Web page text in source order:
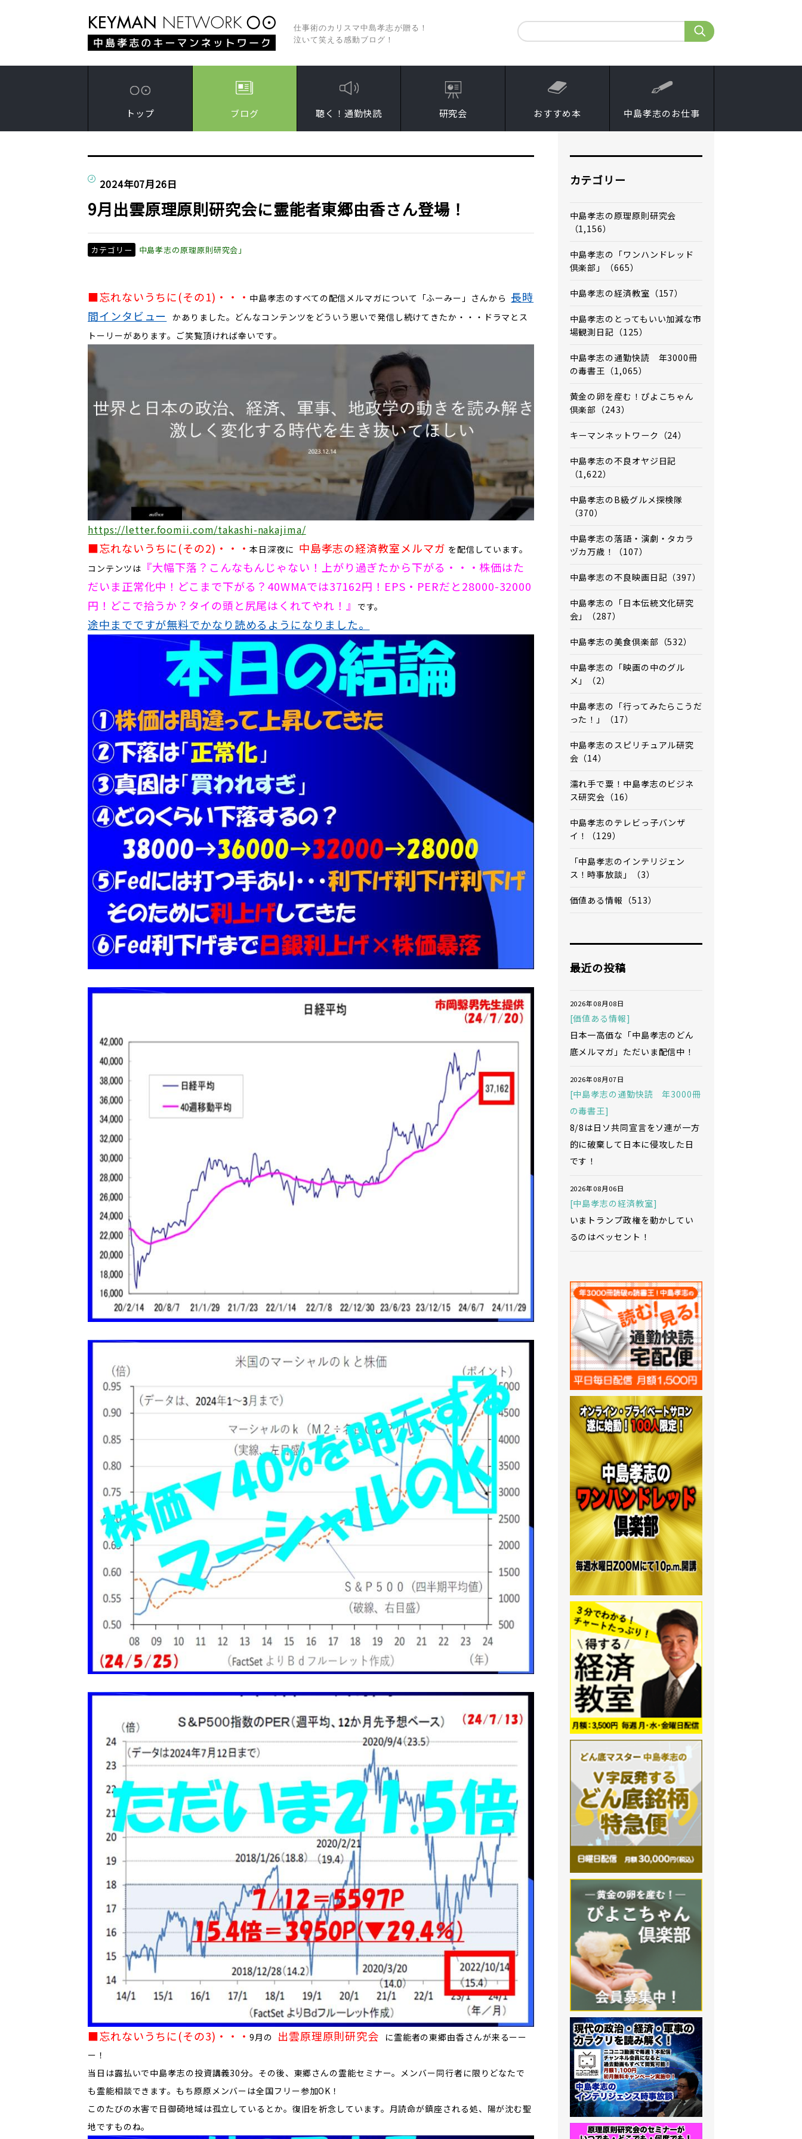
仕事術のカリスマ中島孝志が贈る！
泣いて笑える感動ブログ！
トップ ブログ 聴く！通勤快読 研究会 おすすめ本 中島孝志のお仕事
2024年07月26日
9月出雲原理原則研究会に霊能者東郷由香さん登場！
カテゴリー 中島孝志の原理原則研究会」
■忘れないうちに(その1) ・・・ 中島孝志のすべての配信メルマガについて「ふーみー」さんから長時
間インタビュー
かありました。どんなコンテンツをどういう思いで発信し続けてきたか・・・ドラマとス
トーリーがあります。ご笑覧頂ければ幸いです。
https://letter.foomii.com/takashi-nakajima/
■忘れないうちに(その2) ・・・本日深夜に 中島孝志の経済教室メルマガ を配信しています。
コンテンツは 『大幅下落？こんなもんじゃない！上がり過ぎたから下がる・・・株価はた
だいま正常化中！どこまで下がる？40WMAでは37162円！EPS・PERだと28000-32000
円！どこで拾うか？タイの頭と尻尾はくれてやれ！ 』 です。
途中までですが無料でかなり読めるようになりました。
■忘れないうちに(その3) ・・・9月の 出雲原理原則研究会
に霊能者の東郷由香さんが来るーー
ー！
当日は露払いで中島孝志の投資講義30分。その後、東郷さんの霊能セミナー。メンバー同行者に限りどなたで
も霊能相談できます。も ち原原メンバーは全国フリー参加OK！
​このたびの水害で日御碕地域は孤立しているとか。復旧を祈念しています。月読命が鎮座される処、陽が沈む聖
地ですものね。
カテゴリー
中島孝志の原理原則研究会
（1,156）
中島孝志の「ワンハンドレッド
倶楽部」（665）
中島孝志の経済教室（157）
中島孝志のとってもいい加減な市
場観測日記（125）
中島孝志の通勤快読 年3000冊
の毒書王（1,065）
黄金の卵を産む！ぴよこちゃん
倶楽部（243）
キーマンネットワーク（24）
中島孝志の不良オヤジ日記
（1,622）
中島孝志のB級グルメ探検隊
（370）
中島孝志の落語・演劇・タカラ
ヅカ万歳！（107）
中島孝志の不良映画日記（397）
中島孝志の「日本伝統文化研究
会」（287）
中島孝志の美食倶楽部（532）
中島孝志の「映画の中のグル
メ」（2）
中島孝志の「行ってみたらこうだ
った！」（17）
中島孝志のスピリチュアル研究
会（14）
濡れ手で粟！中島孝志のビジネ
ス研究会（16）
中島孝志のテレビっ子バンザ
イ！（129）
「中島孝志のインテリジェン
ス！時事放談」（3）
価値ある情報（513）
最近の投稿
2026年08月08日
[価値ある情報]
日本一高価な「中島孝志のどん
底メルマガ」ただいま配信中！
2026年08月07日
[中島孝志の通勤快読 年3000冊
の毒書王]
8/8は日ソ共同宣言をソ連が一方
的に破棄して日本に侵攻した日
です！
2026年08月06日
[中島孝志の経済教室]
いまトランプ政権を動かしてい
るのはベッセント！